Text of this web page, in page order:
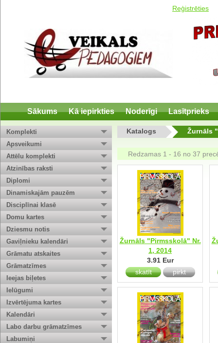
Reģistrēties
Sākums Kā iepirkties Noderīgi Lasītprieks
Komplekti
Apsveikumi
Attēlu komplekti
Atzinības raksti
Diplomi
Dinamiskajām pauzēm
Disciplīnai klasē
Domu kartes
Dziesmu notis
Gaviļnieku kalendāri
Grāmatu atskaites
Grāmatzīmes
Ieejas biļetes
Ielūgumi
Izvērtējuma kartes
Kalendāri
Labo darbu grāmatzīmes
Labumiņi
Katalogs Žurnāls
Redzamas 1 - 16 no 37
Žurnāls "Pirmsskolā" Nr.
1, 2014
3.91 Eur
skatīt
pirkt